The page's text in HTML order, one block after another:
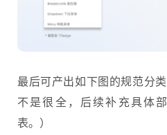
最后可产出如下图的规范分
不是很全，后续补充具体
表。）